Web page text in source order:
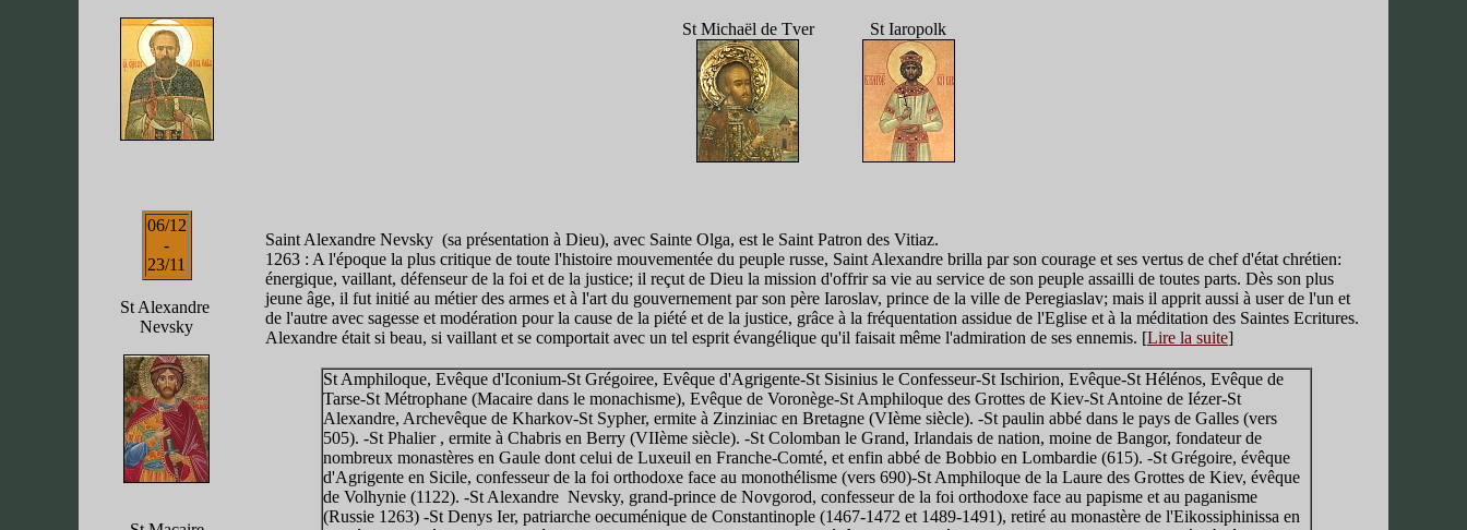
St Michaël de Tver St Iaropolk
06/12
-
23/11
St Alexandre
Nevsky
Saint Alexandre Nevsky (sa présentation à Dieu), avec Sainte Olga, est le Saint Patron des Vitiaz.
1263 : A l'époque la plus critique de toute l'histoire mouvementée du peuple russe, Saint Alexandre brilla par son courage et ses vertus de chef d'état chrétien:
énergique, vaillant, défenseur de la foi et de la justice; il reçut de Dieu la mission d'offrir sa vie au service de son peuple assailli de toutes parts. Dès son plus
jeune âge, il fut initié au métier des armes et à l'art du gouvernement par son père Iaroslav, prince de la ville de Peregiaslav; mais il apprit aussi à user de l'un et
de l'autre avec sagesse et modération pour la cause de la piété et de la justice, grâce à la fréquentation assidue de l'Eglise et à la méditation des Saintes Ecritures.
Alexandre était si beau, si vaillant et se comportait avec un tel esprit évangélique qu'il faisait même l'admiration de ses ennemis. [Lire la suite]
St Amphiloque, Evêque d'Iconium-St Grégoiree, Evêque d'Agrigente-St Sisinius le Confesseur-St Ischirion, Evêque-St Hélénos, Evêque de
Tarse-St Métrophane (Macaire dans le monachisme), Evêque de Voronège-St Amphiloque des Grottes de Kiev-St Antoine de Iézer-St
Alexandre, Archevêque de Kharkov-St Sypher, ermite à Zinziniac en Bretagne (VIème siècle). -St paulin abbé dans le pays de Galles (vers
505). -St Phalier , ermite à Chabris en Berry (VIIème siècle). -St Colomban le Grand, Irlandais de nation, moine de Bangor, fondateur de
nombreux monastères en Gaule dont celui de Luxeuil en Franche-Comté, et enfin abbé de Bobbio en Lombardie (615). -St Grégoire, évêque
d'Agrigente en Sicile, confesseur de la foi orthodoxe face au monothélisme (vers 690)-St Amphiloque de la Laure des Grottes de Kiev, évêque
de Volhynie (1122). -St Alexandre Nevsky, grand-prince de Novgorod, confesseur de la foi orthodoxe face au papisme et au paganisme
(Russie 1263) -St Denys Ier, patriarche oecuménique de Constantinople (1467-1472 et 1489-1491), retiré au monastère de l'Eikossiphinissa en